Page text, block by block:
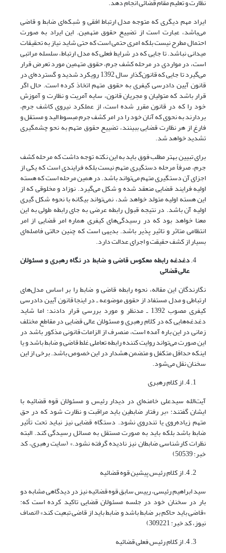
نظارت و تعلیم مقام قضائی انجام دهد.
ایراد مهم دیگری که متوجه مدل ارتباط افقی و شبکه‌ای ضابط و قاضی
می‌باشد، عبارت است از تضییع حقوق متهمین. این ایراد به صورت
احتمال مطرح نیست بلکه امری حتمی است که حتی شاید نیاز به تحقیقات
میدانی نباشد. تا جایی که در شرایط فعلی که مدل ارتباط، سلسله مراتبی
است، در مواردی در مرحله کشف جرم، حقوق متهمین مورد تعرض قرار
می‌گیرد تا جایی که قانون‌گذار سال 1392 رویکرد شدید و گسترده‌ای در
قانون آیین دادرسی کیفری به حقوق متهم اتخاذ کرده است. حال اگر
قرار باشد که متولیان و مجریان قانون، سایه آمریت و نظارت و آموزش
خود را که در قانون مقرر شده است، از عملکرد نیروی کاشف جرم،
بردارند به نحوی که آنان خود را در امر کشف جرم مبسوط الید و مستقل و
فارغ از هر نظارت قضایی ببینند، تضییع حقوق متهم به نحو چشمگیری
تشدید خواهد شد.
برای تبیین بهتر مطلب فوق باید به این نکته توجه داشت که مرحله کشف
جرم، صرفاً مرحله دستگیری متهم نیست بلکه فرایندی است که یکی از
اجزای آن دستگیری متهم می‌تواند باشد. در همین مرحله است که هسته
اولیه فرایند قضایی منعقد شده و شکل می‌گیرد. نوزاد و مخلوقی که از
این هسته اولیه متولد خواهد شد، نمی‌تواند بیگانه با نحوه شکل گیری
اولیه آن باشد. در نتیجه قبول رابطه عرضی به جای رابطه طولی به این
معنا خواهد بود که در رسیدگی‌های کیفری هماره امر قضایی از امر
انتظامی متاثر و تاثیر پذیر باشد. بدیهی است که چنین حالتی فاصله‌ای
بسیار از کشف حقیقت و اجرای عدالت دارد.
دغدغه رابطه معکوس قاضی و ضابط در نگاه رهبری و مسئولان
عالی قضائی
نگارندگان این مقاله، نحوه رابطه قاضی و ضابط را بر اساس مدل‌های
ارتباطی و مدل مستفاد از حقوق موضوعه ـ در اینجا قانون آیین دادرسی
کیفری مصوب 1392 ـ مدنظر و مورد بررسی قرار دادند؛ اما شاید
دغدغه‌هایی که در کلام رهبری و مسئولان عالی قضایی در مقاطع مختلف
زمانی در این باره آمده است، منصرف از الزامات قانونی مذکور باشد در
این صورت می‌تواند روایت کننده رابطه تعاملی غلط قاضی و ضابط باشد و یا
اینکه حداقل متکفل و متضمن هشدار در این خصوص باشد. برخی از این
سخنان نقل می‌شود.
4. از کلام رهبری
آیت‌الله سیدعلی خامنه‌ای در دیدار رئیس و مسئولان قوه قضائیه با
ایشان گفتند: «بر رفتار ضابطین باید مراقبت و نظارت شود که در حق
متهم زیاده‌روی یا تندروی نشود. دستگاه قضایی نیز نباید تحت تأثیر
ضابط باشد بلکه باید به صورت مستقل به مسائل رسیدگی کند. البته
نظرات کارشناسی ضابطان نیز نادیده گرفته نشود.» (سایت رهبری، کد
خبر: 50539)
4. از کلام رئیس پیشین قوه قضائیه
سید ابراهیم رئیسی، رییس سابق قوه قضائیه نیز در دیدگاهی مشابه دو
بار در سخنان خود در جلسه مسئولان قضایی تاکید کرده است که:
«قاضی باید حاکم بر ضابط باشد و ضابط باید از قاضی تبعیت کند» (انصاف
نیوز، کد خبر: 309221)
4. از کلام رئیس فعلی قضائیه